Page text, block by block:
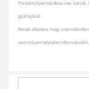
Ha bármilyen kérdése van, kérjük,
gyártójával.
Annak ellenére, hogy a
semmilyen helytelen